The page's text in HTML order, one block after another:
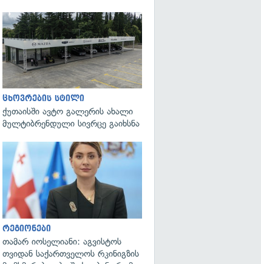
გადახედვა
ცხოვრების სტილი
ქუთაისში ავტო გალერის ახალი
მულტიბრენდული სივრცე გაიხსნა
რეგიონები
თამარ იოსელიანი: აგვისტოს
თვიდან საქართველოს რკინიგზის